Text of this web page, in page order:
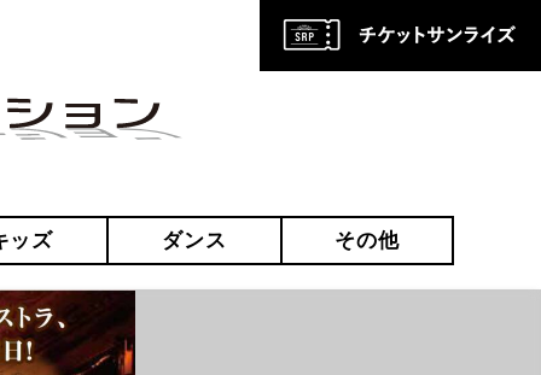
ッズ ダンス その他